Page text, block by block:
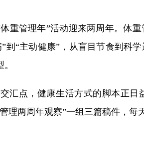
管理年”活动迎来两周年。体重
到“主动健康”，从盲目节食到科
点，健康生活方式的脚本正日
两周年观察”一组三篇稿件，每